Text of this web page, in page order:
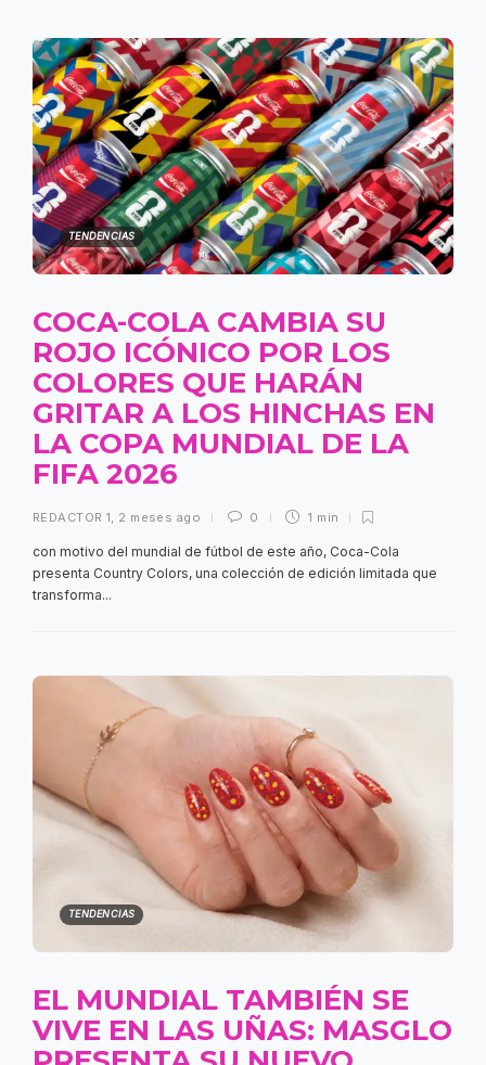
TENDENCIAS
COCA-COLA CAMBIA SU
ROJO ICÓNICO POR LOS
COLORES QUE HARÁN
GRITAR A LOS HINCHAS EN
LA COPA MUNDIAL DE LA
FIFA 2026
REDACTOR 1, 2 meses ago 0 1 min
con motivo del mundial de fútbol de este año, Coca-Cola
presenta Country Colors, una colección de edición limitada que
transforma...
TENDENCIAS
EL MUNDIAL TAMBIÉN SE
VIVE EN LAS UÑAS: MASGLO